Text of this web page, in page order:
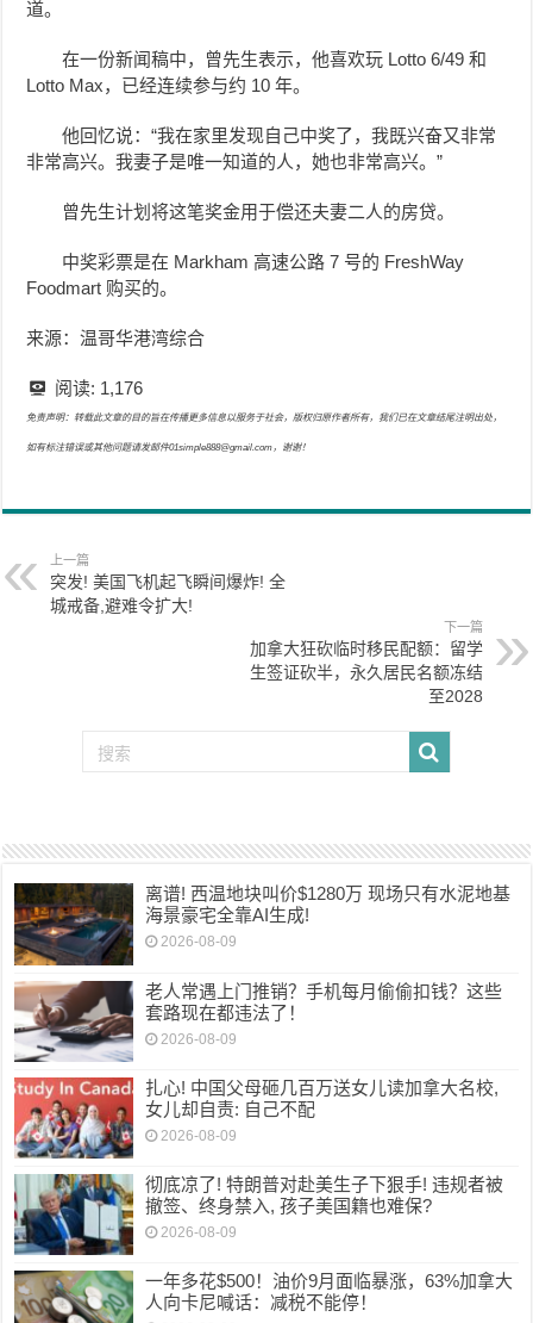
道。
在一份新闻稿中，曾先生表示，他喜欢玩 Lotto 6/49 和
Lotto Max，已经连续参与约 10 年。
他回忆说：“我在家里发现自己中奖了，我既兴奋又非常
非常高兴。我妻子是唯一知道的人，她也非常高兴。”
曾先生计划将这笔奖金用于偿还夫妻二人的房贷。
中奖彩票是在 Markham 高速公路 7 号的 FreshWay
Foodmart 购买的。
来源：温哥华港湾综合
阅读: 1,176
免责声明：转载此文章的目的旨在传播更多信息以服务于社会，版权归原作者所有，我们已在文章结尾注明出处，
如有标注错误或其他问题请发邮件01simple888@gmail.com，谢谢！
上一篇
突发! 美国飞机起飞瞬间爆炸! 全
城戒备,避难令扩大!
下一篇
加拿大狂砍临时移民配额：留学
生签证砍半，永久居民名额冻结
至2028
离谱! 西温地块叫价$1280万 现场只有水泥地基
海景豪宅全靠AI生成!
2026-08-09
老人常遇上门推销？手机每月偷偷扣钱？这些
套路现在都违法了！
2026-08-09
扎心! 中国父母砸几百万送女儿读加拿大名校,
女儿却自责: 自己不配
2026-08-09
彻底凉了! 特朗普对赴美生子下狠手! 违规者被
撤签、终身禁入, 孩子美国籍也难保?
2026-08-09
一年多花$500！油价9月面临暴涨，63%加拿大
人向卡尼喊话：减税不能停！